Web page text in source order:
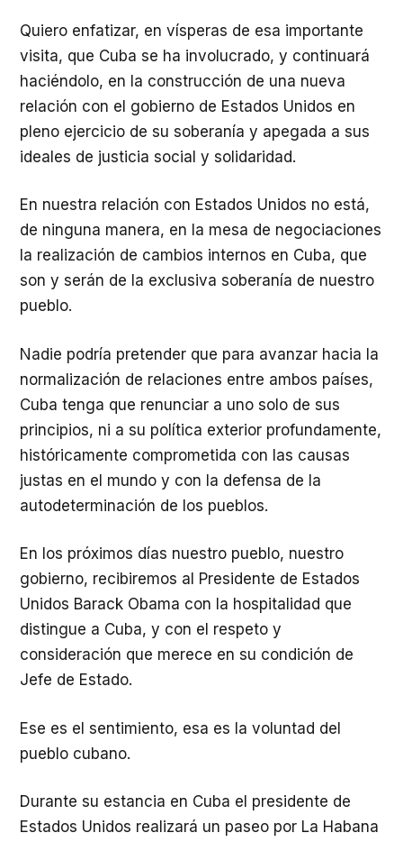
Quiero enfatizar, en vísperas de esa importante
visita, que Cuba se ha involucrado, y continuará
haciéndolo, en la construcción de una nueva
relación con el gobierno de Estados Unidos en
pleno ejercicio de su soberanía y apegada a sus
ideales de justicia social y solidaridad.
En nuestra relación con Estados Unidos no está,
de ninguna manera, en la mesa de negociaciones
la realización de cambios internos en Cuba, que
son y serán de la exclusiva soberanía de nuestro
pueblo.
Nadie podría pretender que para avanzar hacia la
normalización de relaciones entre ambos países,
Cuba tenga que renunciar a uno solo de sus
principios, ni a su política exterior profundamente,
históricamente comprometida con las causas
justas en el mundo y con la defensa de la
autodeterminación de los pueblos.
En los próximos días nuestro pueblo, nuestro
gobierno, recibiremos al Presidente de Estados
Unidos Barack Obama con la hospitalidad que
distingue a Cuba, y con el respeto y
consideración que merece en su condición de
Jefe de Estado.
Ese es el sentimiento, esa es la voluntad del
pueblo cubano.
Durante su estancia en Cuba el presidente de
Estados Unidos realizará un paseo por La Habana